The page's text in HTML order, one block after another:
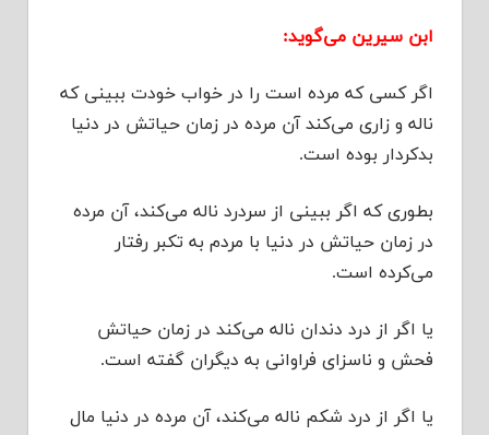
ابن سیرین می‌گوید:
اگر کسی که مرده است را در خواب خودت ببینی که
ناله و زاری می‌کند آن مرده در زمان حیاتش در دنیا
بدکردار بوده است.
بطوری که اگر ببینی از سردرد ناله می‌کند، آن مرده
در زمان حیاتش در دنیا با مردم به تکبر رفتار
می‌کرده است.
یا اگر از درد دندان ناله می‌کند در زمان حیاتش
فحش و ناسزای فراوانی به دیگران گفته است.
یا اگر از درد شکم ناله می‌کند، آن مرده در دنیا مال